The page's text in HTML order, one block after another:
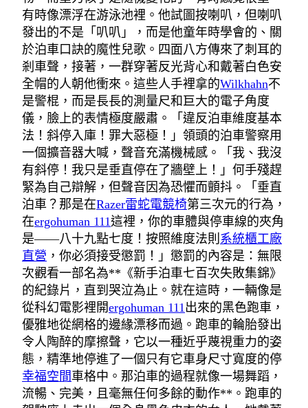
有時像漂浮在游泳池裡。他試圖按喇叭，但喇叭
發出的不是「叭叭」，而是他童年時學會的、關
於泊車口訣的魔性兒歌。四面八方傳來了刺耳的
剎車聲，接著，一群穿著反光背心和戴著白色安
全帽的人朝他衝來。這些人手裡拿的Wilkhahn不
是警棍，而是長長的測量尺和巨大的電子角度
儀，臉上的表情極度嚴肅。「違反泊車維度基本
法！斜停入庫！罪大惡極！」領頭的泊車警察用
一個擴音器大喊，聲音充滿機械感。「我、我沒
有斜停！我只是垂直停在了牆壁上！」何手殘趕
緊為自己辯解，但聲音因為恐懼而顫抖。「垂直
泊車？那是在Razer雷蛇電競椅第三次元的行為，
在ergohuman 111這裡，你的車體與停車線的夾角
是——八十九點七度！按照維度法則 系統櫃工廠
直營 ，你必須接受懲罰！」懲罰的內容是：無限
次觀看一部名為**《新手泊車七百次失敗集錦》
的紀錄片，直到哭泣為止。就在這時，一輛像是
從科幻電影裡開ergohuman 111出來的黑色跑車，
優雅地從網格的邊緣漂移而過。跑車的輪胎發出
令人陶醉的摩擦聲，它以一種近乎蔑視重力的姿
態，精準地停進了一個只有它車身尺寸寬度的停
幸福空間車格中。那泊車的過程就像一場舞蹈，
流暢、完美，且毫無任何多餘的動作**。跑車的